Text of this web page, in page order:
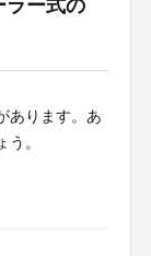
ラー式の
あります。あ
。